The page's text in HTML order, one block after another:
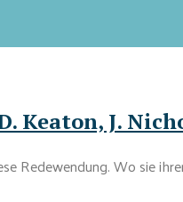
Keaton, J.
Redewendung. Wo sie